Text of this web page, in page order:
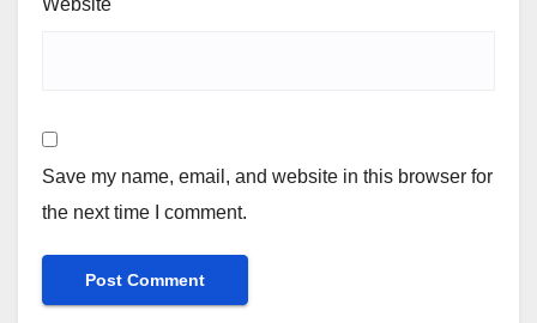
Website
Save my name, email, and website in this browser for
the next time I comment.